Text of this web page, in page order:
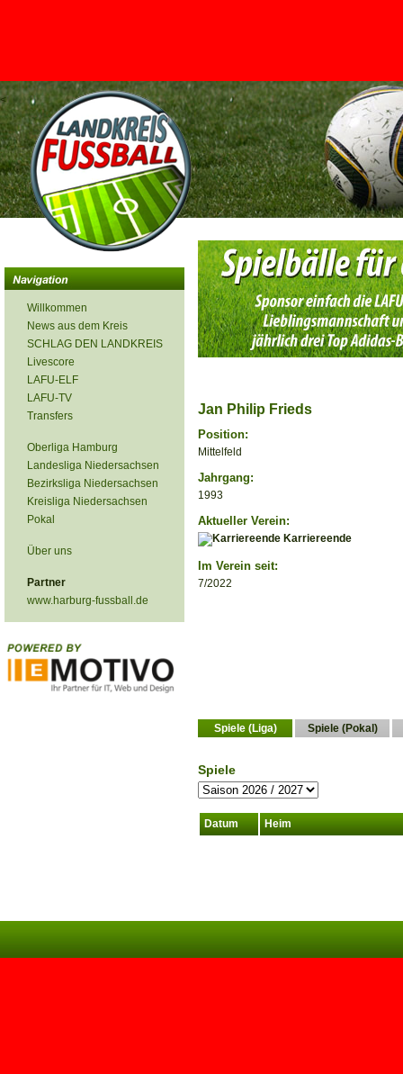
<
Willkommen
News aus dem Kreis
SCHLAG DEN LANDKREIS
Livescore
LAFU-ELF
LAFU-TV
Transfers
Oberliga Hamburg
Landesliga Niedersachsen
Bezirksliga Niedersachsen
Kreisliga Niedersachsen
Pokal
Über uns
Partner
www.harburg-fussball.de
Jan Philip Frieds
Position:
Mittelfeld
Jahrgang:
1993
Aktueller Verein:
Karriereende
Im Verein seit:
7/2022
Spiele (Liga) Spiele (Pokal)
Spiele
Datum Heim